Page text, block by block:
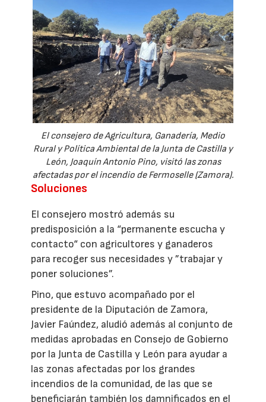
El consejero de Agricultura, Ganadería, Medio
Rural y Política Ambiental de la Junta de Castilla y
León, Joaquín Antonio Pino, visitó las zonas
afectadas por el incendio de Fermoselle (Zamora).
Soluciones
El consejero mostró además su
predisposición a la “permanente escucha y
contacto“ con agricultores y ganaderos
para recoger sus necesidades y ”trabajar y
poner soluciones”.
Pino, que estuvo acompañado por el
presidente de la Diputación de Zamora,
Javier Faúndez, aludió además al conjunto de
medidas aprobadas en Consejo de Gobierno
por la Junta de Castilla y León para ayudar a
las zonas afectadas por los grandes
incendios de la comunidad, de las que se
beneficiarán también los damnificados en el